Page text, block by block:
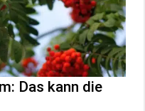
Das kann die